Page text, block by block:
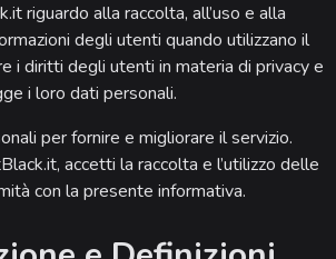
riguardo alla raccolta, all’uso e alla
degli utenti quando utilizzano il
i diritti degli utenti in materia di privacy e
i loro dati personali.
per fornire e migliorare il servizio.
accetti la raccolta e l’utilizzo delle
con la presente informativa.